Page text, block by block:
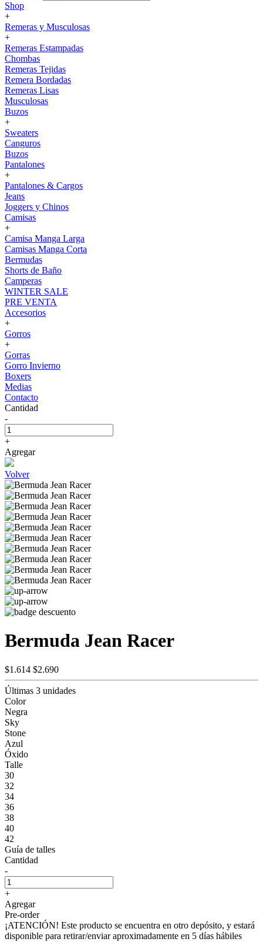
Shop
+
Remeras y Musculosas
+
Remeras Estampadas
Chombas
Remeras Tejidas
Remera Bordadas
Remeras Lisas
Musculosas
Buzos
+
Sweaters
Canguros
Buzos
Pantalones
+
Pantalones & Cargos
Jeans
Joggers y Chinos
Camisas
+
Camisa Manga Larga
Camisas Manga Corta
Bermudas
Shorts de Baño
Camperas
WINTER SALE
PRE VENTA
Accesorios
+
Gorros
+
Gorras
Gorro Invierno
Boxers
Medias
Contacto
Cantidad
-
+
Agregar
Volver
Bermuda Jean Racer
$1.614 $2.690
Últimas 3 unidades
Color
Negra
Sky
Stone
Azul
Óxido
Talle
30
32
34
36
38
40
42
Guía de talles
Cantidad
-
+
Agregar
Pre-order
¡ATENCIÓN! Este producto se encuentra en otro depósito, y estará
disponible para retirar/enviar aproximadamente en 5 días hábiles